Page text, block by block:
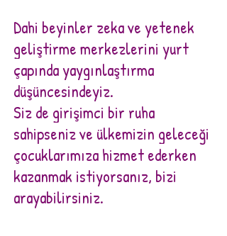
Dahi beyinler zeka ve yetenek
geliştirme merkezlerini yurt
çapında yaygınlaştırma
düşüncesindeyiz.
Siz de girişimci bir ruha
sahipseniz ve ülkemizin geleceği
çocuklarımıza hizmet ederken
kazanmak istiyorsanız, bizi
arayabilirsiniz.